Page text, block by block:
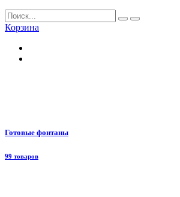
Корзина
Готовые фонтаны
99 товаров